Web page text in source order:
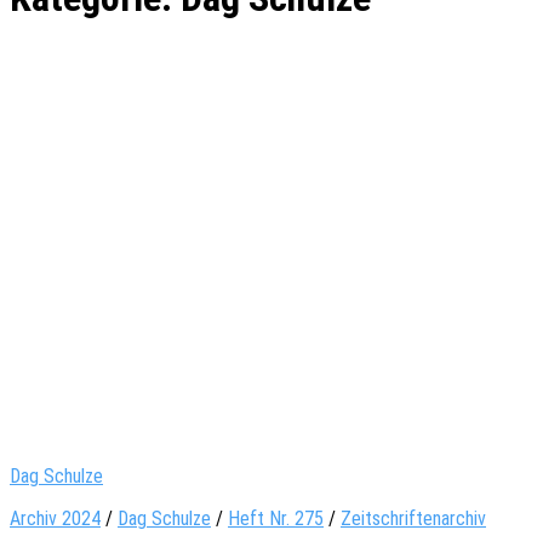
Dag Schulze
Archiv 2024 / Dag Schulze / Heft Nr. 275 / Zeitschriftenarchiv